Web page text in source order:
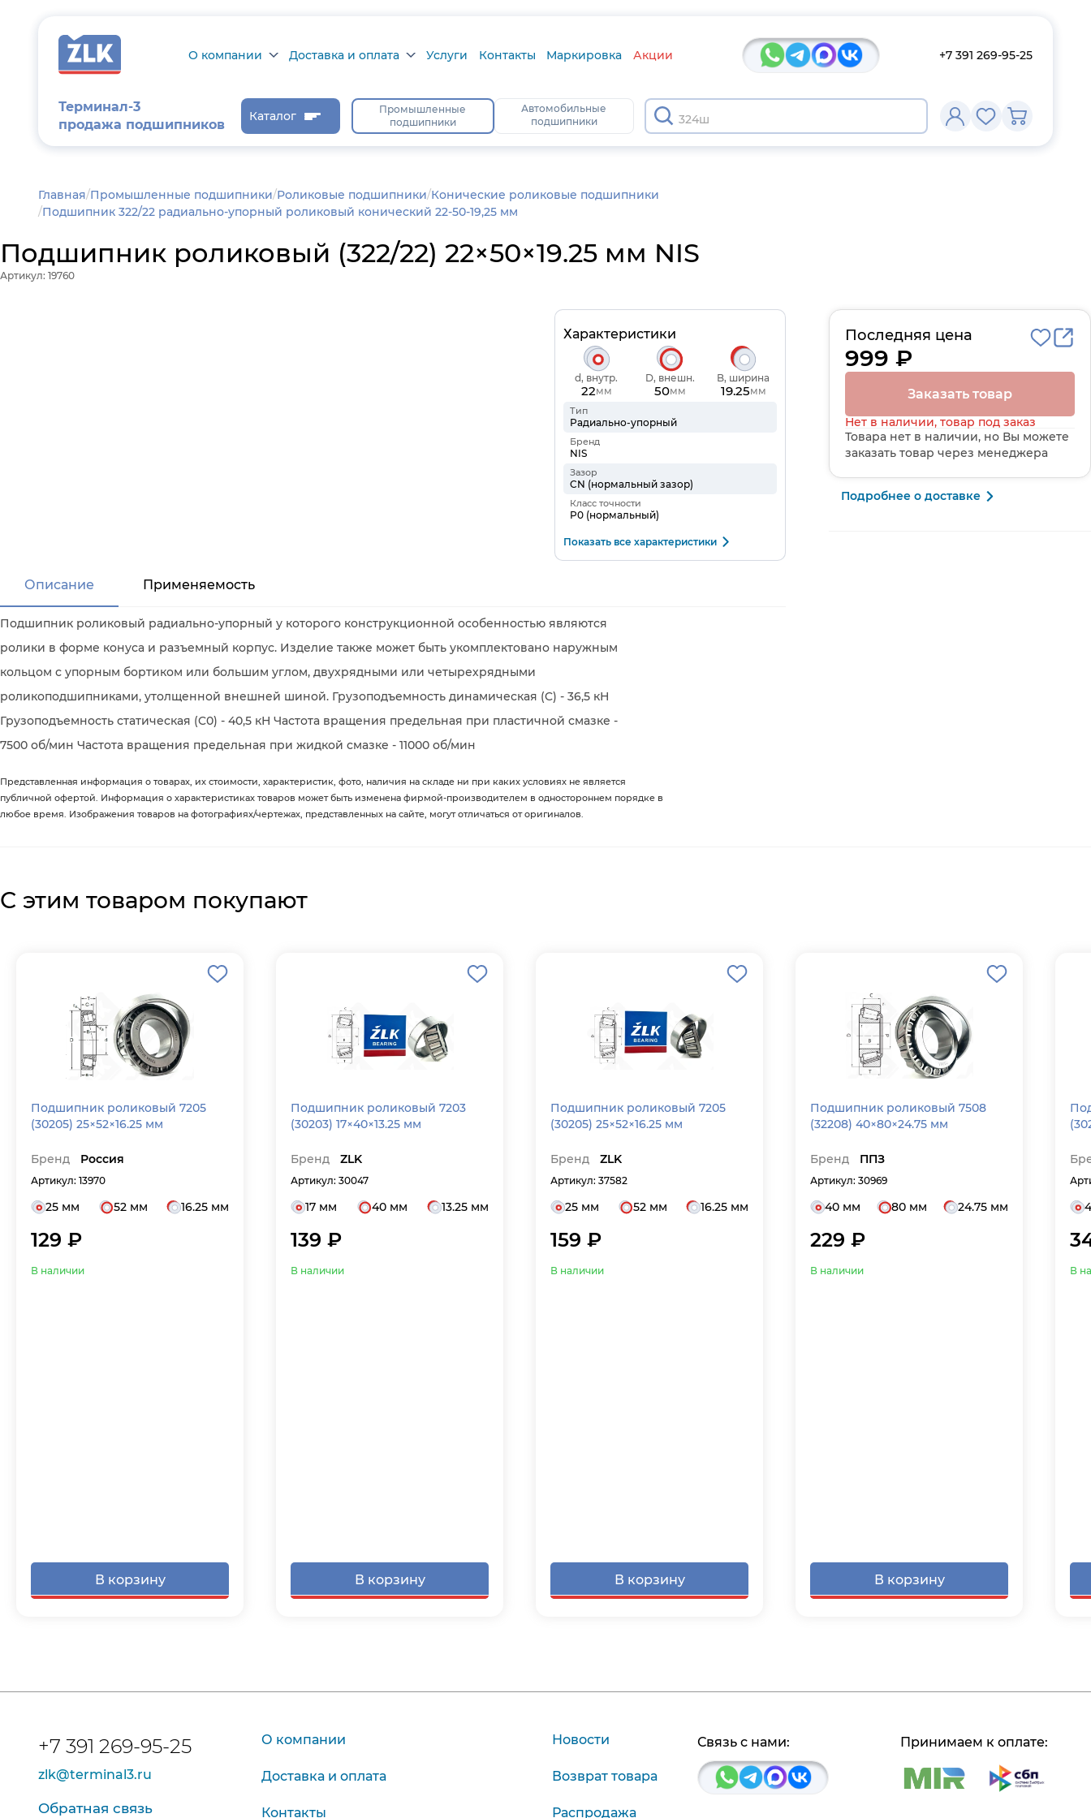
О компании
О компании
Сертификаты на
продукцию
Новости
Контроль и
Отзывы
Доставка и оплата
Доставка и оплата
Возврат товара
Услуги Контакты Маркировка Акции +7 391 269-95-25
Терминал-3
продажа подшипников
Каталог
Промышленные
подшипники
Автомобильные
подшипники
Главная/Промышленные подшипники Роликовые подшипники/Конические роликовые подшипники
Подшипник 322/22 радиально-упорный роликовый конический 22-50-19,25 мм
Подшипник роликовый (322/22) 22×50×19.25 мм NIS
Артикул: 19760
Характеристики
d, внутр.
22мм
D, внешн.
50мм
B, ширина
19.25мм
Тип
Радиально-упорный
Бренд
NIS
Зазор
CN (нормальный зазор)
Класс точности
P0 (нормальный)
Показать все характеристики
Последняя цена
999 ₽
Заказать товар
Нет в наличии, товар под заказ
Товара нет в наличии, но Вы можете
заказать товар через менеджера
Подробнее о доставке
Описание Применяемость
Подшипник роликовый радиально-упорный у которого конструкционной особенностью являются
ролики в форме конуса и разъемный корпус. Изделие также может быть укомплектовано наружным
кольцом с упорным бортиком или большим углом, двухрядными или четырехрядными
роликоподшипниками, утолщенной внешней шиной. Грузоподъемность динамическая (C) - 36,5 кН
Грузоподъемность статическая (C0) - 40,5 кН Частота вращения предельная при пластичной смазке -
7500 об/мин Частота вращения предельная при жидкой смазке - 11000 об/мин
Представленная информация о товарах, их стоимости, характеристик, фото, наличия на складе ни при каких условиях не является
публичной офертой. Информация о характеристиках товаров может быть изменена фирмой-производителем в одностороннем порядке в
любое время. Изображения товаров на фотографиях/чертежах, представленных на сайте, могут отличаться от оригиналов.
С этим товаром покупают
Подшипник роликовый 7205
(30205) 25×52×16.25 мм
Бренд Россия
Артикул: 13970
25 мм 52 мм 16.25 мм
129 ₽
В наличии
В корзину
Подшипник роликовый 7203
(30203) 17×40×13.25 мм
Бренд ZLK
Артикул: 30047
17 мм 40 мм 13.25 мм
139 ₽
В наличии
В корзину
Подшипник роликовый 7205
(30205) 25×52×16.25 мм
Бренд ZLK
Артикул: 37582
25 мм 52 мм 16.25 мм
159 ₽
В наличии
В корзину
Подшипник роликовый 7508
(32208) 40×80×24.75 мм
Бренд ППЗ
Артикул: 30969
40 мм 80 мм 24.75 мм
229 ₽
В наличии
В корзину
В
+7 391 269-95-25
zlk@terminal3.ru
Обратная связь
О компании
Доставка и оплата
Контакты
Новости
Возврат товара
Распродажа
Связь с нами: Принимаем к оплате: